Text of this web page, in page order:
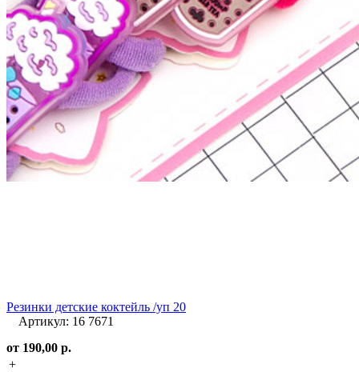
Резинки детские коктейль /уп 20
Артикул: 16 7671
от 190,00 р.
+